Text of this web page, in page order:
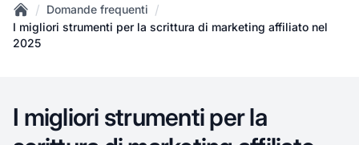
Home
/ Domande frequenti /
I migliori strumenti per la scrittura di marketing affiliato nel
2025
I migliori strumenti per la